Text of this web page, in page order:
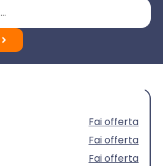
Fai offerta
Fai offerta
Fai offerta